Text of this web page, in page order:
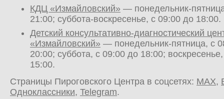
КДЦ «Измайловский» — понедельник-
21:00; суббота-воскресенье, с 09:00 до 18:00.
Детский консультативно-диагностический
«Измайловский» — понедельник-пятница, с
20:00; суббота, с 09:00 до 18:00;
15:00.
Страницы Пироговского Центра в соцсетях: MAX,
Одноклассники, Telegram.